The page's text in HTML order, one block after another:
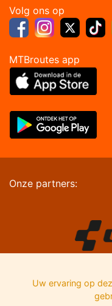
Volg ons
MTBroutes app
Onze partners:
Uw ervaring op